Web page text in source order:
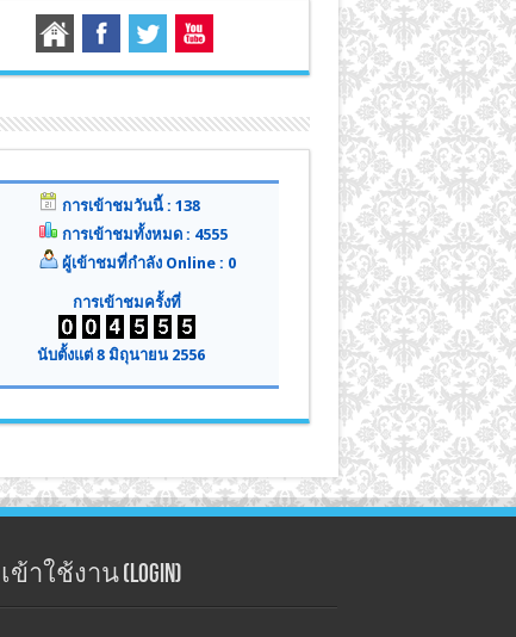
การเข้าชมวันนี้ : 138
การเข้าชมทั้งหมด : 4555
ผู้เข้าชมที่กำลัง Online : 0
การเข้าชมครั้งที่
นับตั้งแต่ 8 มิถุนายน 2556
ข้าใช้งาน (Login)